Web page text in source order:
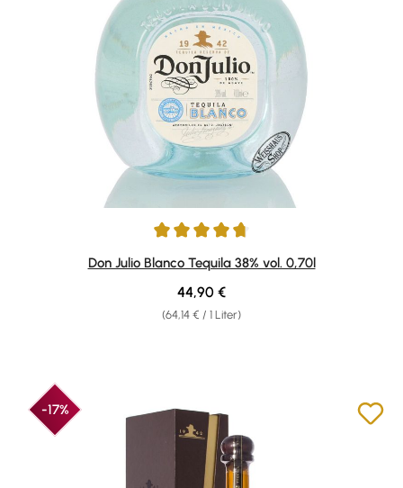
Durchschnittliche Bewertung von 4.86 von 5 Sternen
Don Julio Blanco Tequila 38% vol. 0,70l
(64,14 € / 1 Liter)
Regulärer Preis:
44,90 €
-17%